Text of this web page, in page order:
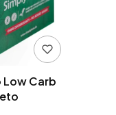
Low Carb